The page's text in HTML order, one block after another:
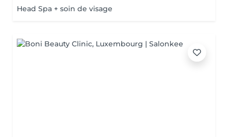
Head Spa + soin de visage